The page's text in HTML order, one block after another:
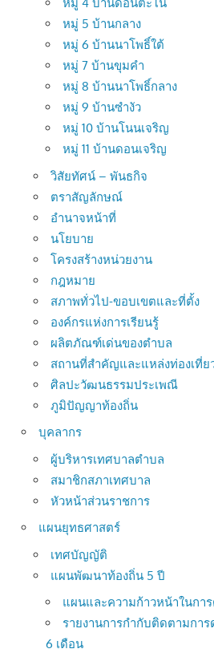
หมู่ 5 บ้านกลาง
หมู่ 6 บ้านนาโพธิ์ใต้
หมู่ 7 บ้านขุมคำ
หมู่ 8 บ้านนาโพธิ์กลาง
หมู่ 9 บ้านซำงัว
หมู่ 10 บ้านโนนเจริญ
หมู่ 11 บ้านดอนเจริญ
วิสัยทัศน์ – พันธกิจ
ตราสัญลักษณ์
อำนาจหน้าที่
นโยบาย
โครงสร้างหน่วยงาน
กฎหมาย
สภาพทั่วไป-ขอบเขตและที่ตั้ง
องค์กรแห่งการเรียนรู้
ผลิตภัณฑ์เด่นของตำบล
สถานที่สำคัญและแหล่งท่องเที่ย
ศิลปะวัฒนธรรมประเพณี
ภูมิปัญญาท้องถิ่น
บุคลากร
ผู้บริหารเทศบาลตำบล
สมาชิกสภาเทศบาล
หัวหน้าส่วนราชการ
แผนยุทธศาสตร์
เทศบัญญัติ
แผนพัฒนาท้องถิ่น 5 ปี
แผนและความก้าวหน้าในกา
รายงานการกำกับติดตามกา
6 เดือน